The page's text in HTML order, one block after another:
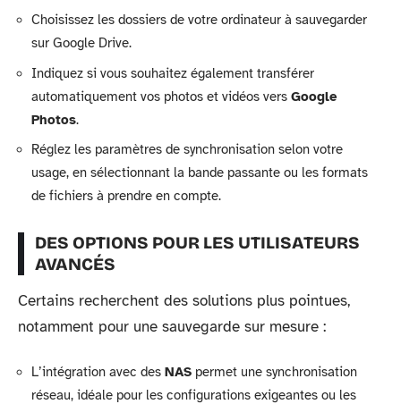
Choisissez les dossiers de votre ordinateur à sauvegarder
sur Google Drive.
Indiquez si vous souhaitez également transférer
automatiquement vos photos et vidéos vers Google
Photos.
Réglez les paramètres de synchronisation selon votre
usage, en sélectionnant la bande passante ou les formats
de fichiers à prendre en compte.
DES OPTIONS POUR LES UTILISATEURS
AVANCÉS
Certains recherchent des solutions plus pointues,
notamment pour une sauvegarde sur mesure :
L’intégration avec des NAS permet une synchronisation
réseau, idéale pour les configurations exigeantes ou les